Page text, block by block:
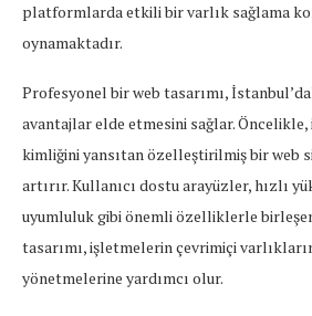
platformlarda etkili bir varlık sağlama
oynamaktadır.
Profesyonel bir web tasarımı,
avantajlar elde etmesini sağlar.
kimliğini yansıtan özelleştirilmiş bir web
artırır. Kullanıcı dostu arayüzler, hızlı
uyumluluk gibi önemli özelliklerle
tasarımı, işletmelerin çevrimiçi
yönetmelerine yardımcı olur.